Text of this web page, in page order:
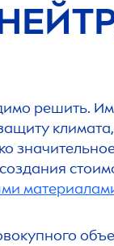
решить.